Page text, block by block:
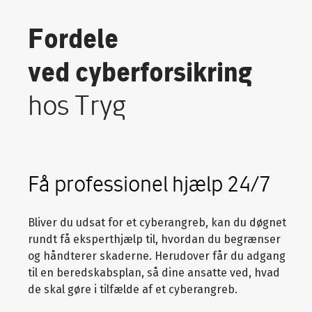
Fordele
ved cyberforsikring
hos Tryg
Få professionel hjælp 24/7
Bliver du udsat for et cyberangreb, kan du døgnet
rundt få eksperthjælp til, hvordan du begrænser
og håndterer skaderne. Herudover får du adgang
til en beredskabsplan, så dine ansatte ved, hvad
de skal gøre i tilfælde af et cyberangreb.